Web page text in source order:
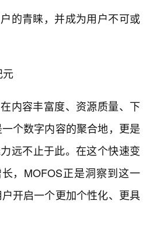
的青睐，并成为用户不可或
内容丰富度、资源质量、下
个数字内容的聚合地，更是
远不止于此。在这个快速变
，MOFOS正是洞察到这一
开启一个更加个性化、更具